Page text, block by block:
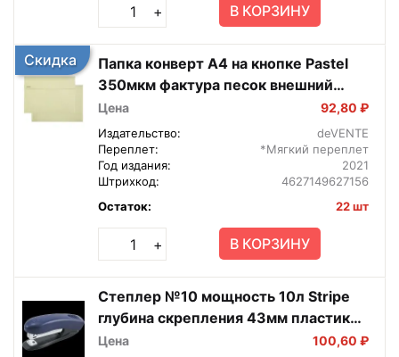
+ В КОРЗИНУ
Скидка
Папка конверт А4 на кнопке Pastel
350мкм фактура песок внешний
карман 3071851
Цена 92,80 ₽
Издательство:
deVENTE
Переплет:
*Мягкий переплет
Год издания:
2021
Штрихкод:
4627149627156
Остаток:
22 шт
+ В КОРЗИНУ
Степлер №10 мощность 10л Stripe
глубина скрепления 43мм пластик
4142352
Цена 100,60 ₽